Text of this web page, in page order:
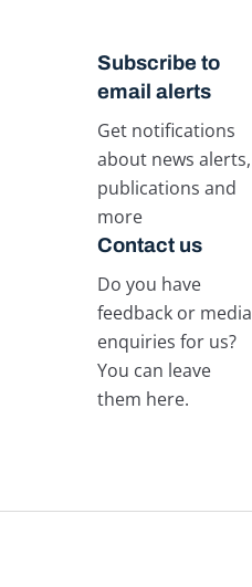
Subscribe to
email alerts
Get notifications
about news alerts,
publications and
more
Contact us
Do you have
feedback or media
enquiries for us?
You can leave
them here.